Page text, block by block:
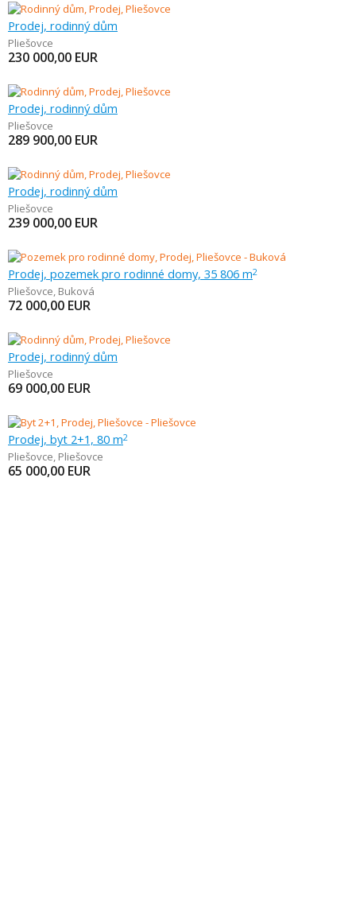
Prodej, rodinný dům
Pliešovce
230 000,00 EUR
Prodej, rodinný dům
Pliešovce
289 900,00 EUR
Prodej, rodinný dům
Pliešovce
239 000,00 EUR
Prodej, pozemek pro rodinné domy, 35 806 m2
Pliešovce, Buková
72 000,00 EUR
Prodej, rodinný dům
Pliešovce
69 000,00 EUR
Prodej, byt 2+1, 80 m2
Pliešovce, Pliešovce
65 000,00 EUR